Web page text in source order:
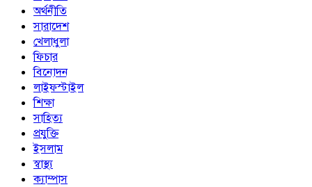
অর্থনীতি
সারাদেশ
খেলাধুলা
ফিচার
বিনোদন
লাইফস্টাইল
শিক্ষা
সাহিত্য
প্রযুক্তি
ইসলাম
স্বাস্থ্য
ক্যাম্পাস